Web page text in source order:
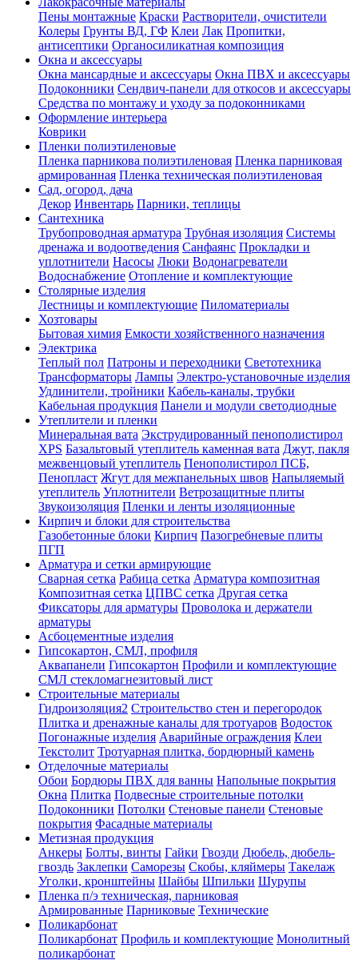
Пены монтажные Краски Растворители, очистители
Колеры Грунты ВД, ГФ Клеи Лак Пропитки,
антисептики Органосиликатная композиция
Окна и аксессуары
Окна мансардные и аксессуары Окна ПВХ и аксессуары
Подоконники Сендвич-панели для откосов и аксессуары
Средства по монтажу и уходу за подоконниками
Оформление интерьера
Коврики
Пленки полиэтиленовые
Пленка парникова полиэтиленовая Пленка парниковая
армированная Пленка техническая полиэтиленовая
Сад, огород, дача
Декор Инвентарь Парники, теплицы
Сантехника
Трубопроводная арматура Трубная изоляция Системы
дренажа и водоотведения Санфаянс Прокладки и
уплотнители Насосы Люки Водонагреватели
Водоснабжение Отопление и комплектующие
Столярные изделия
Лестницы и комплектующие Пиломатериалы
Хозтовары
Бытовая химия Емкости хозяйственного назначения
Электрика
Теплый пол Патроны и переходники Светотехника
Трансформаторы Лампы Электро-установочные изделия
Удлинители, тройники Кабель-каналы, трубки
Кабельная продукция Панели и модули светодиодные
Утеплители и пленки
Минеральная вата Экструдированный пенополистирол
XPS Базальтовый утеплитель каменная вата Джут, пакля
межвенцовый утеплитель Пенополистирол ПСБ,
Пенопласт Жгут для межпанельных швов Напыляемый
утеплитель Уплотнители Ветрозащитные плиты
Звукоизоляция Пленки и ленты изоляционные
Кирпич и блоки для строительства
Газобетонные блоки Кирпич Пазогребневые плиты
ПГП
Арматура и сетки армирующие
Сварная сетка Рабица сетка Арматура композитная
Композитная сетка ЦПВС сетка Другая сетка
Фиксаторы для арматуры Проволока и держатели
арматуры
Асбоцементные изделия
Гипсокартон, СМЛ, профиля
Аквапанели Гипсокартон Профили и комплектующие
СМЛ стекломагнезитовый лист
Строительные материалы
Гидроизоляция2 Строительство стен и перегородок
Плитка и дренажные каналы для тротуаров Водосток
Погонажные изделия Аварийные ограждения Клеи
Текстолит Тротуарная плитка, бордюрный камень
Отделочные материалы
Обои Бордюры ПВХ для ванны Напольные покрытия
Окна Плитка Подвесные строительные потолки
Подоконники Потолки Стеновые панели Стеновые
покрытия Фасадные материалы
Метизная продукция
Анкеры Болты, винты Гайки Гвозди Дюбель, дюбель-
гвоздь Заклепки Саморезы Скобы, кляймеры Такелаж
Уголки, кронштейны Шайбы Шпильки Шурупы
Пленка п/э техническая, парниковая
Армированные Парниковые Технические
Поликарбонат
Поликарбонат Профиль и комплектующие Монолитный
поликарбонат